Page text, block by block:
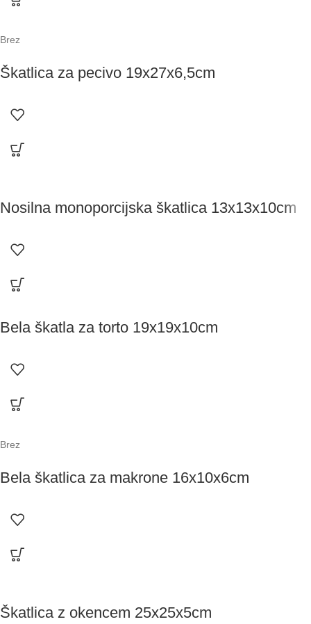
Brez
Škatlica za pecivo 19x27x6,5cm
Nosilna monoporcijska škatlica 13x13x10cm
Bela škatla za torto 19x19x10cm
Brez
Bela škatlica za makrone 16x10x6cm
Škatlica z okencem 25x25x5cm